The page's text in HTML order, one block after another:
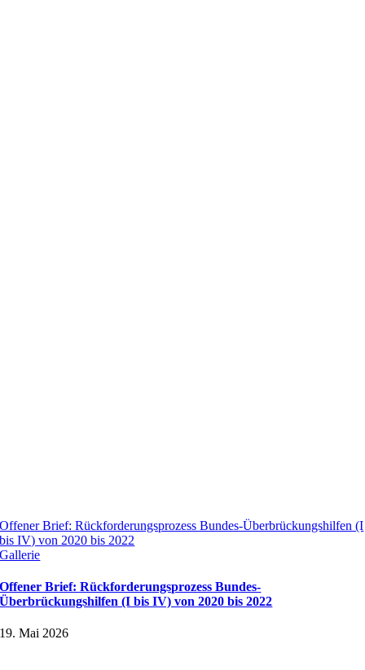
Offener Brief: Rückforderungsprozess Bundes-Überbrückungshilfen (I
bis IV) von 2020 bis 2022
Gallerie
Offener Brief: Rückforderungsprozess Bundes-
Überbrückungshilfen (I bis IV) von 2020 bis 2022
19. Mai 2026